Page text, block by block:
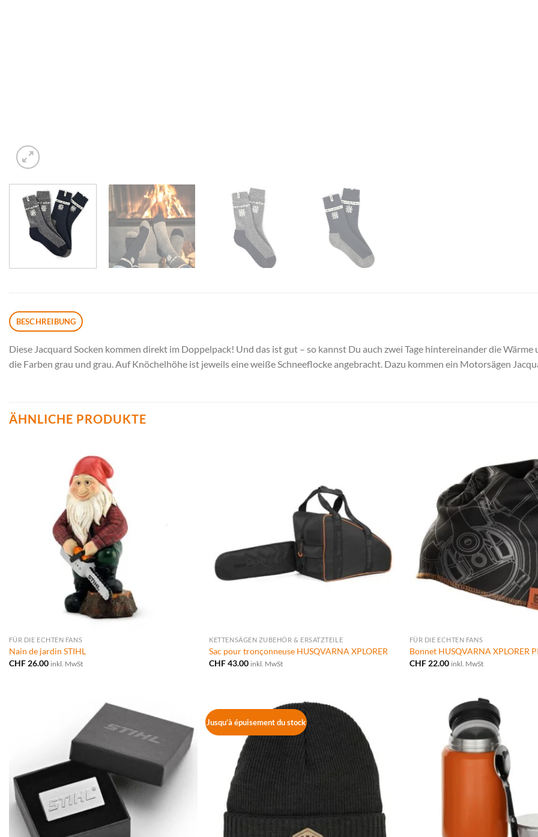
BESCHREIBUNG
Diese Jacquard Socken kommen direkt im Doppelpack! Und das ist gut – so kannst Du auch zwei Tage hintereinander die
die Farben grau und grau. Auf Knöchelhöhe ist jeweils eine weiße Schneeflocke angebracht. Dazu kommen ein Motorsägen
ÄHNLICHE PRODUKTE
FÜR DIE ECHTEN FANS
Nain de jardin STIHL
CHF26.00 inkl. MwSt
KETTENSÄGEN ZUBEHÖR & ERSATZTEILE
Sac pour tronçonneuse HUSQVARNA XPLORER
CHF43.00 inkl. MwSt
FÜR DIE ECHTEN FANS
Bonnet HUSQVARNA XPLORER
CHF22.00 inkl. MwSt
Jusqu’à épuisement du stock